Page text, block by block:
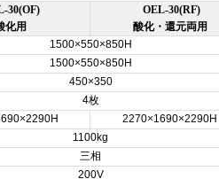
30(OF)
化用
OEL-30(RF)
酸化・還元両用
1500×550×850H
1500×550×850H
450×350
4枚
2270×1690×2290H
1100kg
三相
200V